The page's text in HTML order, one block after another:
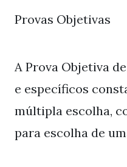
Provas Objetivas
A Prova Objetiva
e específicos
múltipla escolha,
para escolha de